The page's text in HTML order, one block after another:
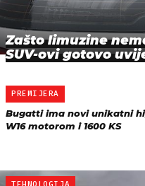
Zašto limuzine
SUV-ovi gotovo
PREMIJERA
Bugatti ima novi unikatni
W16 motorom i 1600 KS